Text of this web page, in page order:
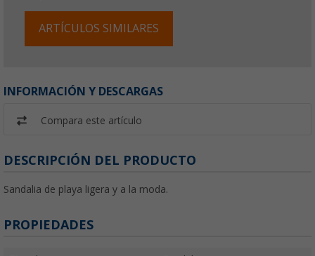
ARTÍCULOS SIMILARES
INFORMACIÓN Y DESCARGAS
Compara este artículo
DESCRIPCIÓN DEL PRODUCTO
Sandalia de playa ligera y a la moda.
PROPIEDADES